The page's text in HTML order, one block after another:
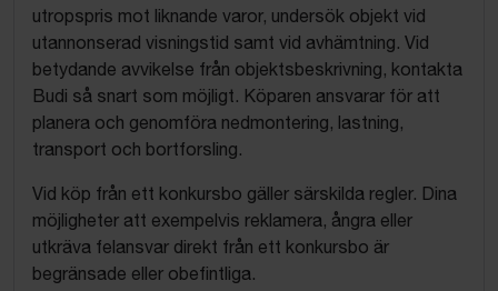
utropspris mot liknande varor, undersök objekt vid
utannonserad visningstid samt vid avhämtning. Vid
betydande avvikelse från objektsbeskrivning, kontakta
Budi så snart som möjligt. Köparen ansvarar för att
planera och genomföra nedmontering, lastning,
transport och bortforsling.
Vid köp från ett konkursbo gäller särskilda regler. Dina
möjligheter att exempelvis reklamera, ångra eller
utkräva felansvar direkt från ett konkursbo är
begränsade eller obefintliga.